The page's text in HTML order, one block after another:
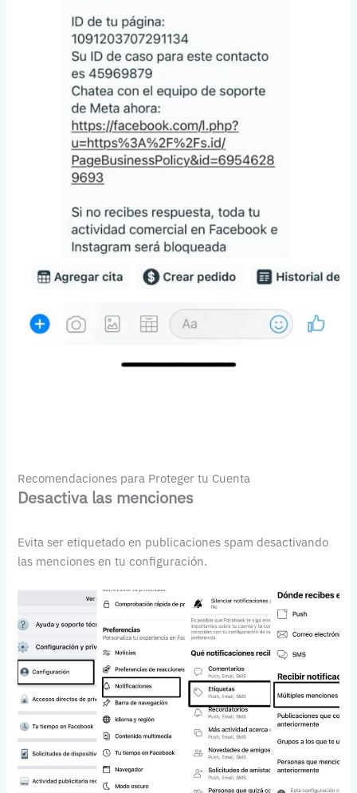
Recomendaciones para Proteger tu Cuenta
Desactiva las menciones
Evita ser etiquetado en publicaciones spam desactivando
las menciones en tu configuración.